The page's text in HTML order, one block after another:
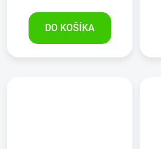
DO KOŠÍKA